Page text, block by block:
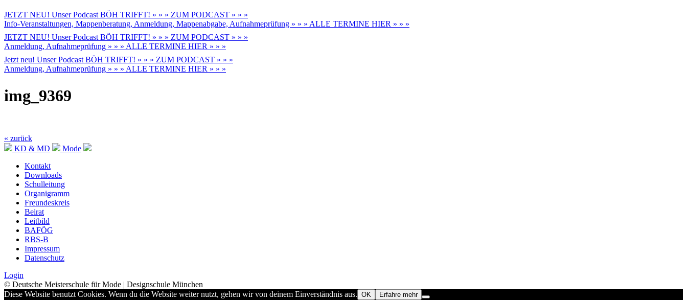
JETZT NEU! Unser Podcast BÖH TRIFFT! » » » ZUM PODCAST » » »
Info-Veranstaltungen, Mappenberatung, Anmeldung, Mappenabgabe, Aufnahmeprüfung » » » ALLE TERMINE HIER » » »
JETZT NEU! Unser Podcast BÖH TRIFFT! » » » ZUM PODCAST » » »
Anmeldung, Aufnahmeprüfung » » » ALLE TERMINE HIER » » »
Jetzt neu! Unser Podcast BÖH TRIFFT! » » » ZUM PODCAST » » »
Anmeldung, Aufnahmeprüfung » » » ALLE TERMINE HIER » » »
img_9369
« zurück
KD & MD
Mode
Kontakt
Downloads
Schulleitung
Organigramm
Freundeskreis
Beirat
Leitbild
BAFÖG
RBS-B
Impressum
Datenschutz
Login
© Deutsche Meisterschule für Mode | Designschule München
Diese Website benutzt Cookies. Wenn du die Website weiter nutzt, gehen wir von deinem Einverständnis aus. OK Erfahre mehr